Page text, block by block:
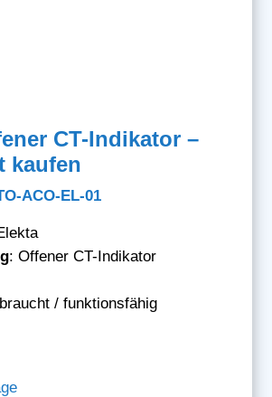
CT-Indikator –
kaufen
ACO-EL-01
: Offener CT-Indikator
/ funktionsfähig